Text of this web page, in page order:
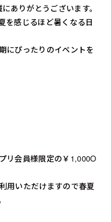
ありがとうございます。
を感じるほど暑くなる日
にぴったりのイベントを
リ会員様限定の￥1,000O
用いただけますので春夏